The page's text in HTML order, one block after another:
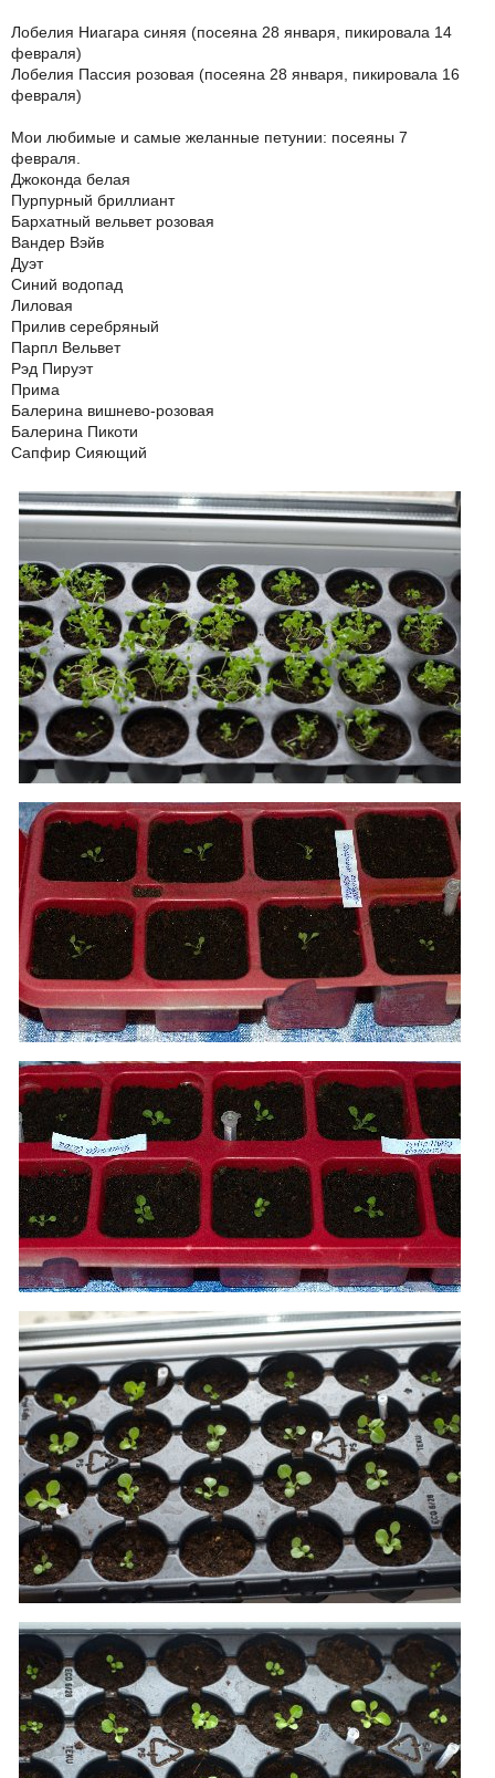
Лобелия Ниагара синяя (посеяна 28 января, пикировала 14
февраля)
Лобелия Пассия розовая (посеяна 28 января, пикировала 16
февраля)
Мои любимые и самые желанные петунии: посеяны 7
февраля.
Джоконда белая
Пурпурный бриллиант
Бархатный вельвет розовая
Вандер Вэйв
Дуэт
Синий водопад
Лиловая
Прилив серебряный
Парпл Вельвет
Рэд Пируэт
Прима
Балерина вишнево-розовая
Балерина Пикоти
Сапфир Сияющий